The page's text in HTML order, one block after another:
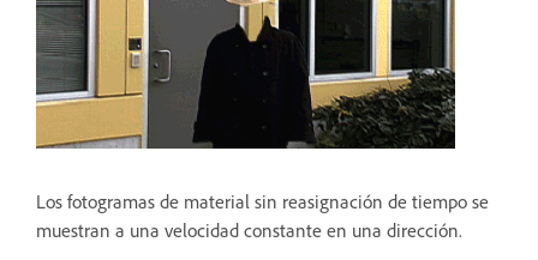
Los fotogramas de material sin reasignación de tiempo se
muestran a una velocidad constante en una dirección.